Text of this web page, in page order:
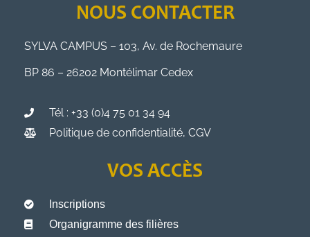
NOUS CONTACTER
SYLVA CAMPUS – 103, Av. de Rochemaure
BP 86 – 26202 Montélimar Cedex
Tél : +33 (0)4 75 01 34 94
Politique de confidentialité, CGV
VOS ACCÈS
Inscriptions
Organigramme des filières